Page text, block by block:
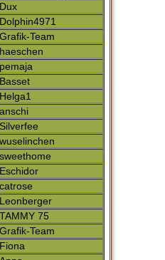
Dux
Dolphin4971
Grafik-Team
haeschen
pemaja
Basset
Helga1
anschi
Silverfee
wuselinchen
sweethome
Eschidor
catrose
Leonberger
TAMMY 75
Grafik-Team
Fiona